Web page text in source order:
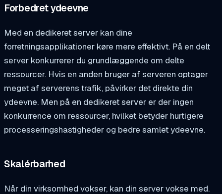
Forbedret ydeevne
Med en dedikeret server kan dine
forretningsapplikationer køre mere effektivt. På en delt
server konkurrerer du grundlæggende om delte
ressourcer. Hvis en anden bruger af serveren optager
meget af serverens trafik, påvirker det direkte din
ydeevne. Men på en dedikeret server er der ingen
konkurrence om ressourcer, hvilket betyder hurtigere
processeringshastigheder og bedre samlet ydeevne.
Skalérbarhed
Når din virksomhed vokser, kan din server vokse med.